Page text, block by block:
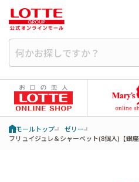
モールトップ
ゼリー
フリュイジュレ＆シャーベット(8個入)【銀